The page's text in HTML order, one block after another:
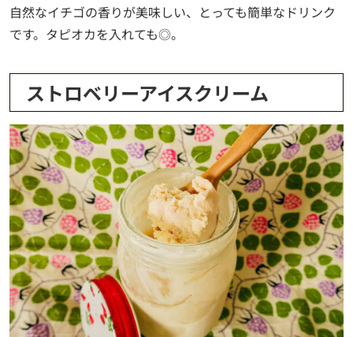
自然なイチゴの香りが美味しい、とっても簡単なドリンク
です。タピオカを入れても◎。
ストロベリーアイスクリーム